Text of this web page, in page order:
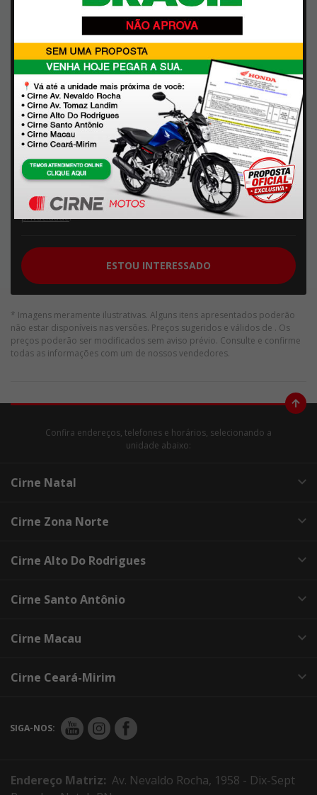
Escolha a unidade:
Escolha a unidade
Quero receber contato por:
E-mail
Whatsapp Telefone
Politica de privacidade
Ao informar meus dados, eu concordo com aPolítica de
privacidade.
ESTOU INTERESSADO
* Imagens meramente ilustrativas. Alguns itens apresentados poderão
não estar disponíveis nas versões. Preços sugeridos e válidos de . Os
preços poderão ser modificados sem aviso prévio. Consulte e confirme
todas as informações com um de nossos vendedores.
Confira endereços, telefones e horários, selecionando a
unidade abaixo:
Cirne Natal
Cirne Zona Norte
Cirne Alto Do Rodrigues
Cirne Santo Antônio
Cirne Macau
Cirne Ceará-Mirim
SIGA-NOS:
Endereço Matriz: Av. Nevaldo Rocha, 1958 - Dix-Sept